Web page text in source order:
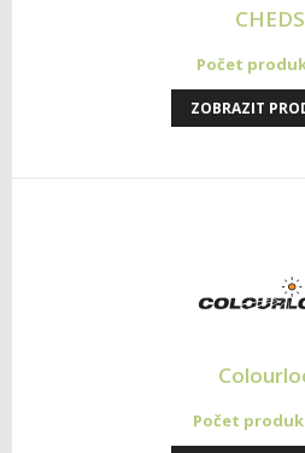
CHEDS
Počet
ZOBRAZIT
Počet